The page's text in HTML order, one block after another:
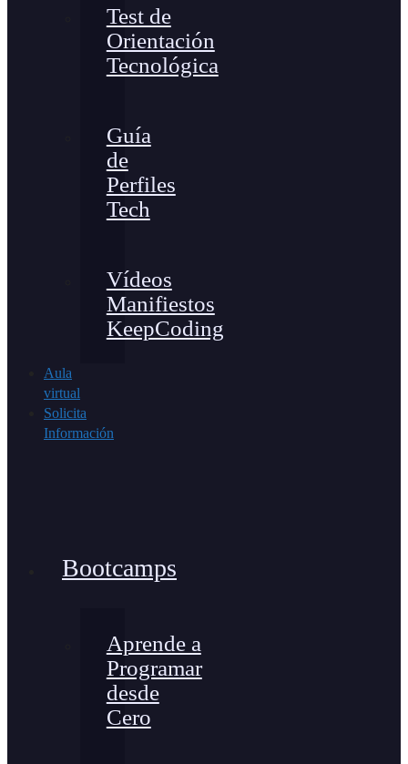
Test de
Orientación
Tecnológica
Guía
de
Perfiles
Tech
Vídeos
Manifiestos
KeepCoding
Aula
virtual
Solicita
Información
Bootcamps
Aprende a
Programar
desde
Cero